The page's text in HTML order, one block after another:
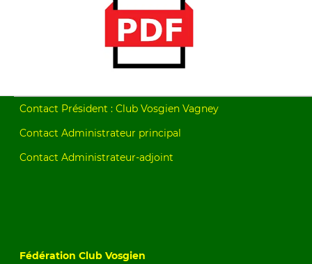
Contact Président : Club Vosgien Vagney
Contact Administrateur principal
Contact Administrateur-adjoint
Fédération Club Vosgien